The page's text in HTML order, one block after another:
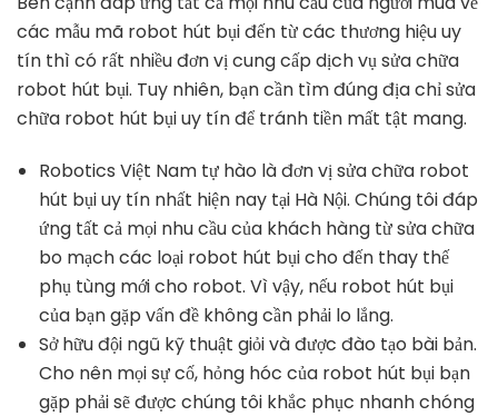
các mẫu mã robot hút bụi đến từ các thương hiệu uy
tín thì có rất nhiều đơn vị cung cấp dịch vụ sửa chữa
robot hút bụi. Tuy nhiên, bạn cần tìm đúng địa chỉ sửa
chữa robot hút bụi uy tín để tránh tiền mất tật mang.
Robotics Việt Nam tự hào là đơn vị sửa chữa robot
hút bụi uy tín nhất hiện nay tại Hà Nội. Chúng tôi đáp
ứng tất cả mọi nhu cầu của khách hàng từ sửa chữa
bo mạch các loại robot hút bụi cho đến thay thế
phụ tùng mới cho robot. Vì vậy, nếu robot hút bụi
của bạn gặp vấn đề không cần phải lo lắng.
Sở hữu đội ngũ kỹ thuật giỏi và được đào tạo bài bản.
Cho nên mọi sự cố, hỏng hóc của robot hút bụi bạn
gặp phải sẽ được chúng tôi khắc phục nhanh chóng